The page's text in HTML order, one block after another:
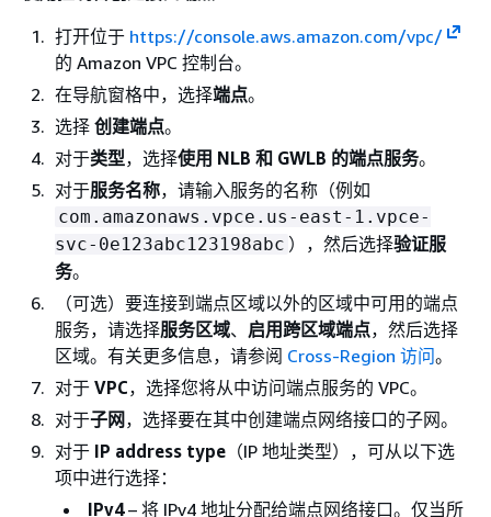
打开位于 https://console.aws.amazon.com/vpc/
的 Amazon VPC 控制台。
在导航窗格中，选择端点。
选择 创建端点。
对于类型，选择使用 NLB 和 GWLB 的端点服务。
对于服务名称，请输入服务的名称（例如
com.amazonaws.vpce.us-east-1.vpce-
svc-0e123abc123198abc ），然后选择验证服
务。
（可选）要连接到端点区域以外的区域中可用的端点
服务，请选择服务区域、 启用跨区域端点，然后选择
区域。有关更多信息，请参阅 Cross-Region 访问。
对于 VPC，选择您将从中访问端点服务的 VPC。
对于子网，选择要在其中创建端点网络接口的子网。
对于 IP address type （IP 地址类型），可从以下选
项中进行选择：
IPv4– 将 IPv4 地址分配给端点网络接口。仅当所